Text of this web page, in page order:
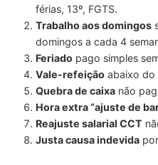
férias, 13º, FGTS.
Trabalho aos domingos
domingos a cada 4
Feriado pago simples
Vale-refeição abaixo do
Quebra de caixa não
Hora extra “ajuste de
Reajuste salarial CCT
Justa causa indevida